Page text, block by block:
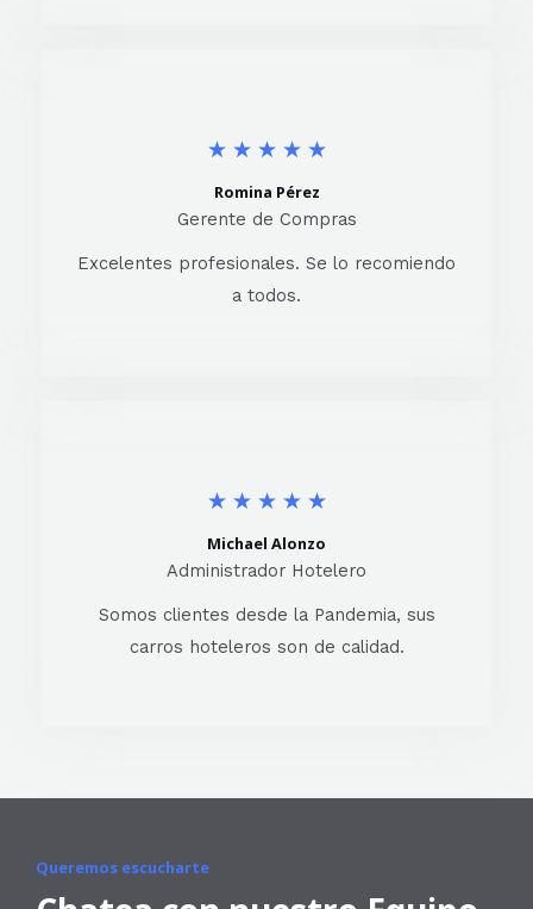
★ ★ ★ ★ ★
Romina Pérez
Gerente de Compras
Excelentes profesionales. Se lo recomiendo
a todos.
★ ★ ★ ★ ★
Michael Alonzo
Administrador Hotelero
Somos clientes desde la Pandemia, sus
carros hoteleros son de calidad.
Queremos escucharte